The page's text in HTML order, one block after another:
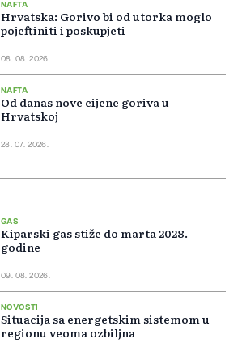
NAFTA
Hrvatska: Gorivo bi od utorka moglo
pojeftiniti i poskupjeti
08. 08. 2026.
NAFTA
Od danas nove cijene goriva u
Hrvatskoj
28. 07. 2026.
GAS
Kiparski gas stiže do marta 2028.
godine
09. 08. 2026.
NOVOSTI
Situacija sa energetskim sistemom u
regionu veoma ozbiljna